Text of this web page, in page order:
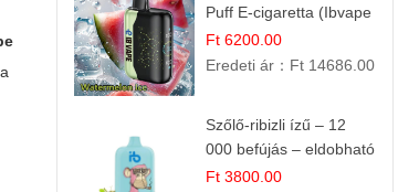
Puff E-cigaretta (Ibvape
Bar)
Ft 6200.00
Eredeti ár： Ft 14686.00
Szőlő-ribizli ízű – 12
000 befújás – eldobható
e cigi
Ft 3800.00